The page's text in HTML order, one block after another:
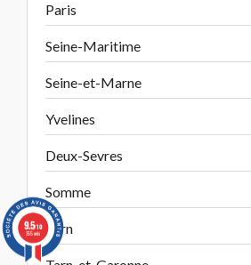
Paris
Seine-Maritime
Seine-et-Marne
Yvelines
Deux-Sevres
Somme
Tarn
9.5/10
355 avis